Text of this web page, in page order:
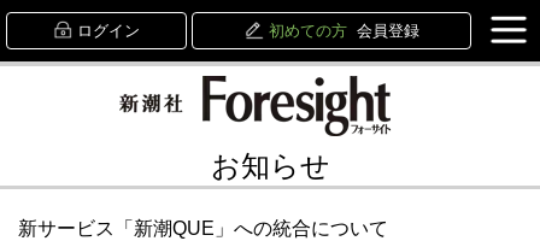
ログイン 初めての方 会員登録
お知らせ
新サービス「新潮QUE」への統合について